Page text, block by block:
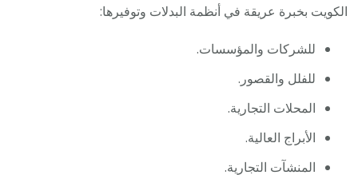
الكويت بخبرة عريقة في أنظمة البدلات وتوفيرها:
للشركات والمؤسسات.
للفلل والقصور.
المحلات التجارية.
الأبراج العالية.
المنشآت التجارية.